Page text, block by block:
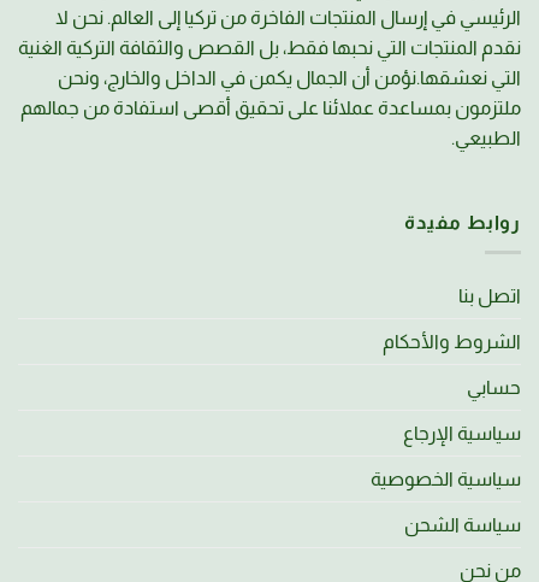
الرئيسي في إرسال المنتجات الفاخرة من تركيا إلى العالم. نحن لا
نقدم المنتجات التي نحبها فقط، بل القصص والثقافة التركية الغنية
التي نعشقها.نؤمن أن الجمال يكمن في الداخل والخارج، ونحن
ملتزمون بمساعدة عملائنا على تحقيق أقصى استفادة من جمالهم
الطبيعي.
روابط مفيدة
اتصل بنا
الشروط والأحكام
حسابي
سياسية الإرجاع
سياسية الخصوصية
سياسة الشحن
من نحن